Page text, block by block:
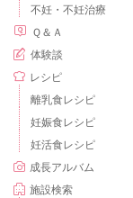
不妊・不妊治療
Ｑ＆Ａ
体験談
レシピ
離乳食レシピ
妊娠食レシピ
妊活食レシピ
成長アルバム
施設検索